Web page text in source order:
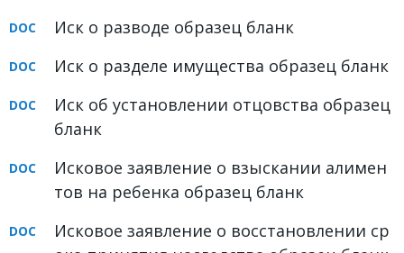
Иск о разводе образец бланк
Иск о разделе имущества образец бланк
Иск об установлении отцовства образец
бланк
Исковое заявление о взыскании алимен
тов на ребенка образец бланк
Исковое заявление о восстановлении ср